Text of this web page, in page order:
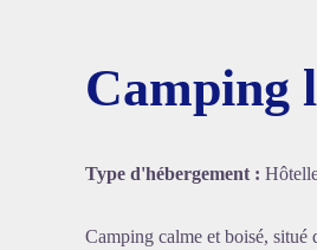
Camping
Type d'hébergement :
Camping calme et boisé,